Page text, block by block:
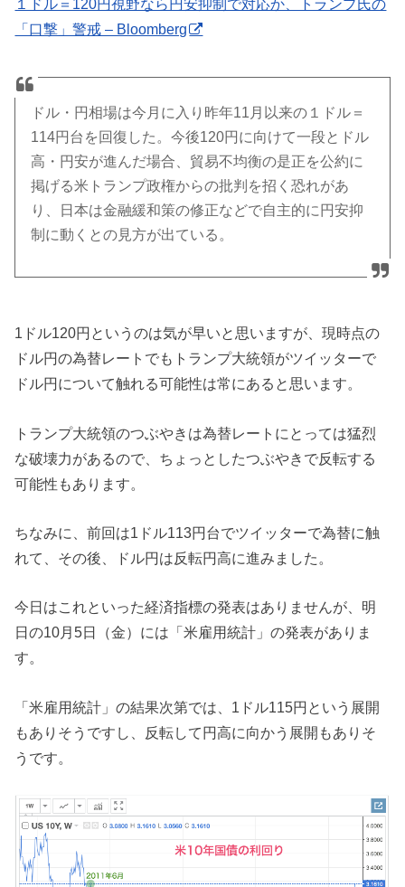
１ドル＝120円視野なら円安抑制で対応か、トランプ氏の
「口撃」警戒 – Bloomberg
ドル・円相場は今月に入り昨年11月以来の１ドル＝
114円台を回復した。今後120円に向けて一段とドル
高・円安が進んだ場合、貿易不均衡の是正を公約に
掲げる米トランプ政権からの批判を招く恐れがあ
り、日本は金融緩和策の修正などで自主的に円安抑
制に動くとの見方が出ている。
1ドル120円というのは気が早いと思いますが、現時点の
ドル円の為替レートでもトランプ大統領がツイッターで
ドル円について触れる可能性は常にあると思います。
トランプ大統領のつぶやきは為替レートにとっては猛烈
な破壊力があるので、ちょっとしたつぶやきで反転する
可能性もあります。
ちなみに、前回は1ドル113円台でツイッターで為替に触
れて、その後、ドル円は反転円高に進みました。
今日はこれといった経済指標の発表はありませんが、明
日の10月5日（金）には「米雇用統計」の発表がありま
す。
「米雇用統計」の結果次第では、1ドル115円という展開
もありそうですし、反転して円高に向かう展開もありそ
うです。